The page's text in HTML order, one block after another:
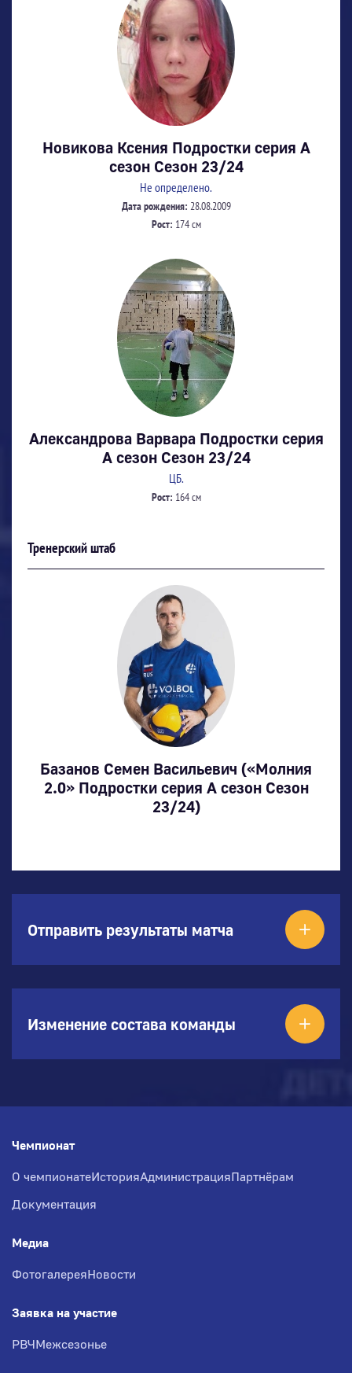
Новикова Ксения Подростки серия А
сезон Сезон 23/24
Не определено.
Дата рождения: 28.08.2009
Рост: 174 см
Александрова Варвара Подростки серия
А сезон Сезон 23/24
ЦБ.
Рост: 164 см
Тренерский штаб
Базанов Семен Васильевич («Молния
2.0» Подростки серия А сезон Сезон
23/24)
Отправить результаты матча
Изменение состава команды
Чемпионат
О чемпионатеИсторияАдминистрацияПартнёрам
Документация
Медиа
ФотогалереяНовости
Заявка на участие
РВЧМежсезонье